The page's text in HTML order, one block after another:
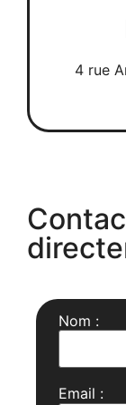
4 rue
Nom :
Email :